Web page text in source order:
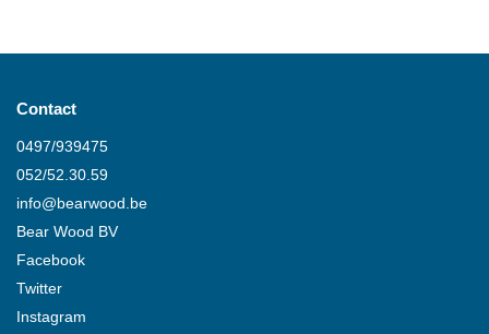
Contact
0497/939475
052/52.30.59
info@bearwood .be
Bear Wood BV
Facebook
Twitter
Instagram